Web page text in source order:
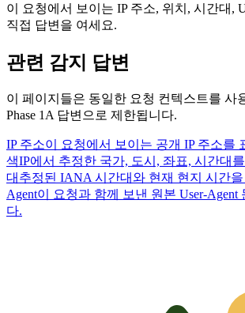
이 요청에서 보이는 IP 주소, 위치, 시간대,
직접 답변을 여세요.
관련 감지 답변
이 페이지들은 동일한 요청 컨텍스트를 사
Phase 1A 답변으로 제한됩니다.
IP 주소이 요청에서 보이는 공개 IP 주소를
색IP에서 추정한 국가, 도시, 좌표, 시간대
대 추정된 IANA 시간대와 현재 현지 시간
Agent이 요청과 함께 보낸 원본 User-Agent
다.